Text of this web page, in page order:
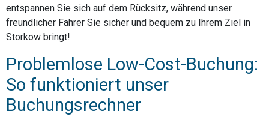
entspannen Sie sich auf dem Rücksitz, während unser
freundlicher Fahrer Sie sicher und bequem zu Ihrem Ziel in
Storkow bringt!
Problemlose Low-Cost-Buchung:
So funktioniert unser
Buchungsrechner